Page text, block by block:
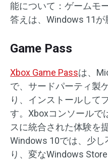
能について：ゲームモ
答えは、Windows 11が
Game Pass
Xbox Game Passは、
で、サードパーティ製
り、インストールして
す。Xboxコンソールで
スに統合された体験を
Windows 10では、少
り、変なWindows